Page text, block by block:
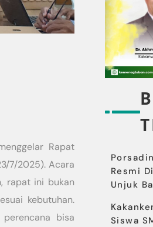
Rapat
7/2025). Acara
rapat ini bukan
kebutuhan.
bisa
Resmi
Unjuk
Siswa